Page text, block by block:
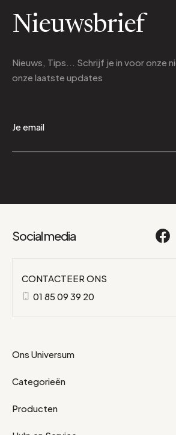
Nieuwsbrief
Nieuws, Tips... Schrijf je in voor onze
onze laatste updates
Social media
CONTACTEER ONS
01 85 09 39 20
Ons Universum
Categorieën
Producten